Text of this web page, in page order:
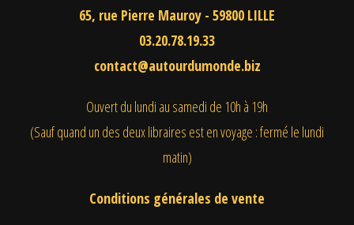
65, rue Pierre Mauroy - 59800 LILLE
03.20.78.19.33
contact@autourdumonde.biz
Ouvert du lundi au samedi de 10h à 19h
(Sauf quand un des deux libraires est en voyage : fermé le lundi
matin)
Conditions générales de vente